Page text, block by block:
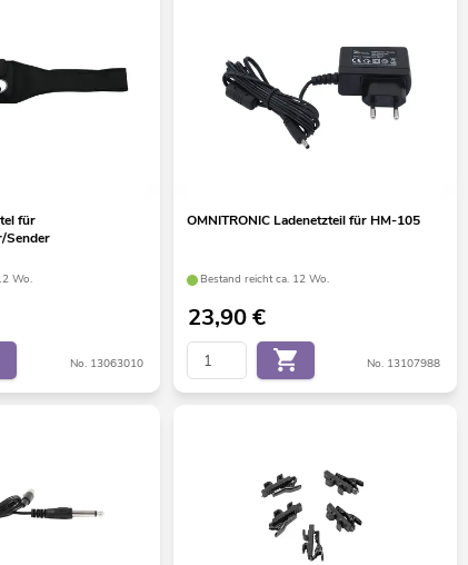
für
Sender
Wo.
No. 13063010
OMNITRONIC Ladenetzteil für HM-105
Bestand reicht ca. 12 Wo.
23,90€
No. 13107988